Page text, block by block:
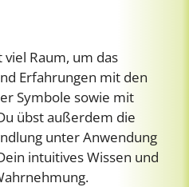
Raum, um das
Erfahrungen mit den
Symbole sowie mit
übst außerdem die
unter Anwendung
intuitives Wissen und